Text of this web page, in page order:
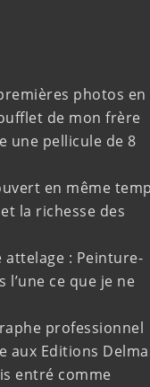
photos en
de mon frère
une pellicule de 8
en même
la richesse des
attelage : Peinture-
ce que je ne
professionnel
aux Editions
entré comme